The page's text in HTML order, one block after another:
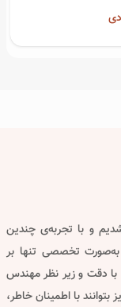
خشک شدیم و با تجربه‌ی چندین
تصمیم گرفتیم به‌صورت تخصصی تنها بر
دقت و زیر نظر مهندس
با اطمینان خاطر،